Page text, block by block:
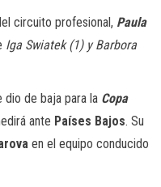
circuito profesional, Paula
Iga Swiatek (1) y Barbora
de baja para la Copa
ante Países Bajos. Su
en el equipo conducido